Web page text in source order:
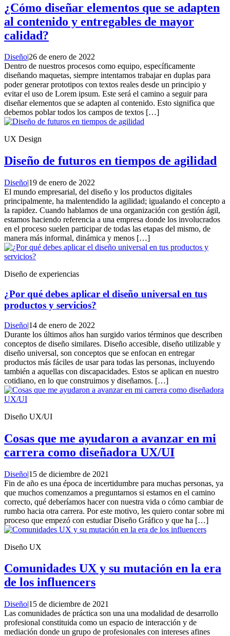
¿Cómo diseñar elementos que se adapten
al contenido y entregables de mayor
calidad?
Diseño|26 de enero de 2022
Dentro de nuestros procesos como equipo, específicamente
diseñando maquetas, siempre intentamos trabajar en duplas para
poder generar prototipos con textos reales desde un principio y
evitar el uso de Lorem ipsum. Este será el camino a seguir para
diseñar elementos que se adapten al contenido. Esto significa que
debemos poblar todos los campos de textos […]
UX Design
Diseño de futuros en tiempos de agilidad
Diseño|19 de enero de 2022
El mundo empresarial, del diseño y los productos digitales
principalmente, ha malentendido la agilidad; igualando el concepto a
la rapidez. Cuando hablamos de una organización con gestión ágil,
estamos haciendo referencia a una empresa donde los involucrados
en el proceso suelen participar de todas las etapas del mismo, de
manera más informal, dinámica y menos […]
Diseño de experiencias
¿Por qué debes aplicar el diseño universal en tus
productos y servicios?
Diseño|14 de enero de 2022
Durante los últimos años han surgido varios términos que describen
conceptos de diseño similares. Diseño accesible, diseño utilizable y
diseño universal, son conceptos que se enfocan en entregar
productos más fáciles de usar para todas las personas, incluyendo
también a aquellas con discapacidades. Estos se aplican en nuestro
cotidiano, en lo que construimos y diseñamos. […]
Diseño UX/UI
Cosas que me ayudaron a avanzar en mi
carrera como diseñadora UX/UI
Diseño|15 de diciembre de 2021
Fin de año es una época de incertidumbre para muchas personas, ya
que muchos comenzamos a preguntarnos si estamos en el camino
correcto, qué deberíamos hacer con nuestra vida o cómo cambiar de
rumbo hacia otra carrera. Por este motivo, les quiero contar sobre mi
proceso que empezó con estudiar Diseño Gráfico y que ha […]
Diseño UX
Comunidades UX y su mutación en la era
de los influencers
Diseño|15 de diciembre de 2021
Las comunidades de práctica son una una modalidad de desarrollo
profesional constituida como un espacio de interacción y de
mediación donde un grupo de profesionales con intereses afines